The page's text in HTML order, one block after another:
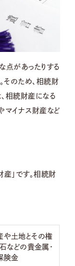
点があったりする
そのため、相続財
、相続財産になる
マイナス財産など
」です。相続財
や土地とその権
などの貴金属・
険金